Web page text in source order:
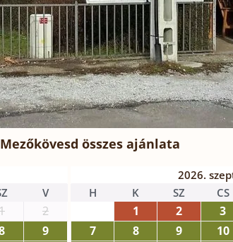
összes ajánlata
V
2
9
2026.
H
K SZ CS
1 2 3
7
8 9 10